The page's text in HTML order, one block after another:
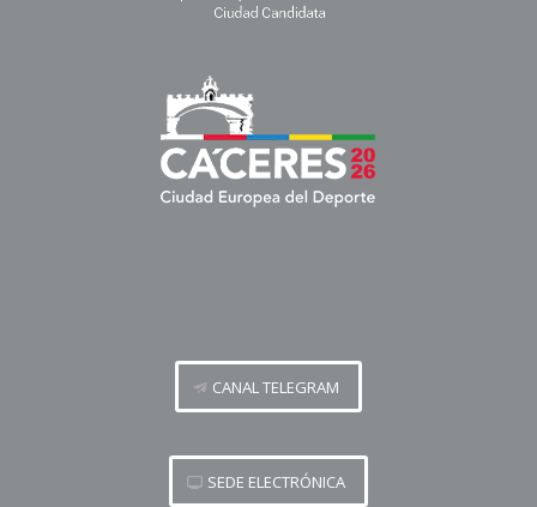
CANAL TELEGRAM
SEDE ELECTRÓNICA